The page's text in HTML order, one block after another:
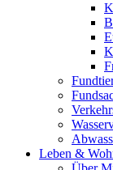
Leben &